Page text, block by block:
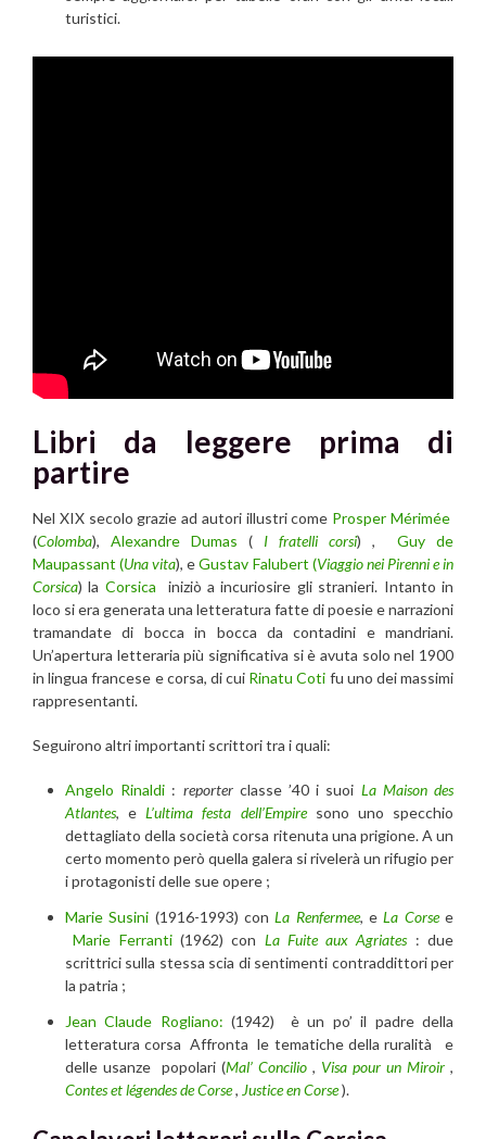
turistici.
Libri da leggere prima di
partire
Nel XIX secolo grazie ad autori illustri come Prosper Mérimée
(Colomba), Alexandre Dumas ( I fratelli corsi) , Guy de
Maupassant (Una vita), eGustav Falubert (Viaggio nei Pirenni e in
Corsica) la Corsica iniziò a incuriosire gli stranieri. Intanto in
loco si era generata una letteratura fatte di poesie e narrazioni
tramandate di bocca in bocca da contadini e mandriani.
Un’apertura letteraria più significativa si è avuta solo nel 1900
in lingua francese e corsa, di cui Rinatu Coti fu uno dei massimi
rappresentanti.
Seguirono altri importanti scrittori tra i quali:
Angelo Rinaldi : reporter classe ’40 i suoi La Maison des
Atlantes, eL’ultima festa dell’Empiresono uno specchio
dettagliato della società corsa ritenuta una prigione. A un
certo momento però quella galera si rivelerà un rifugio per
i protagonisti delle sue opere ;
Marie Susini (1916-1993) conLa Renfermee, eLa Corsee
Marie Ferranti(1962) con La Fuite aux Agriates: due
scrittrici sulla stessa scia di sentimenti contraddittori per
la patria ;
Jean Claude Rogliano:(1942) è un po’ il padre della
letteratura corsa Affronta le tematiche della ruralità e
delle usanze popolari (Mal’ Concilio , Visa pour un Miroir ,
Contes et légendes de Corse, Justice en Corse).